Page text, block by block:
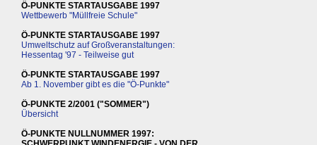
Ö-PUNKTE STARTAUSGABE 1997
Wettbewerb "Müllfreie Schule"
Ö-PUNKTE STARTAUSGABE 1997
Umweltschutz auf Großveranstaltungen:
Hessentag '97 - Teilweise gut
Ö-PUNKTE STARTAUSGABE 1997
Ab 1. November gibt es die "Ö-Punkte"
Ö-PUNKTE 2/2001 ("SOMMER")
Übersicht
Ö-PUNKTE NULLNUMMER 1997: